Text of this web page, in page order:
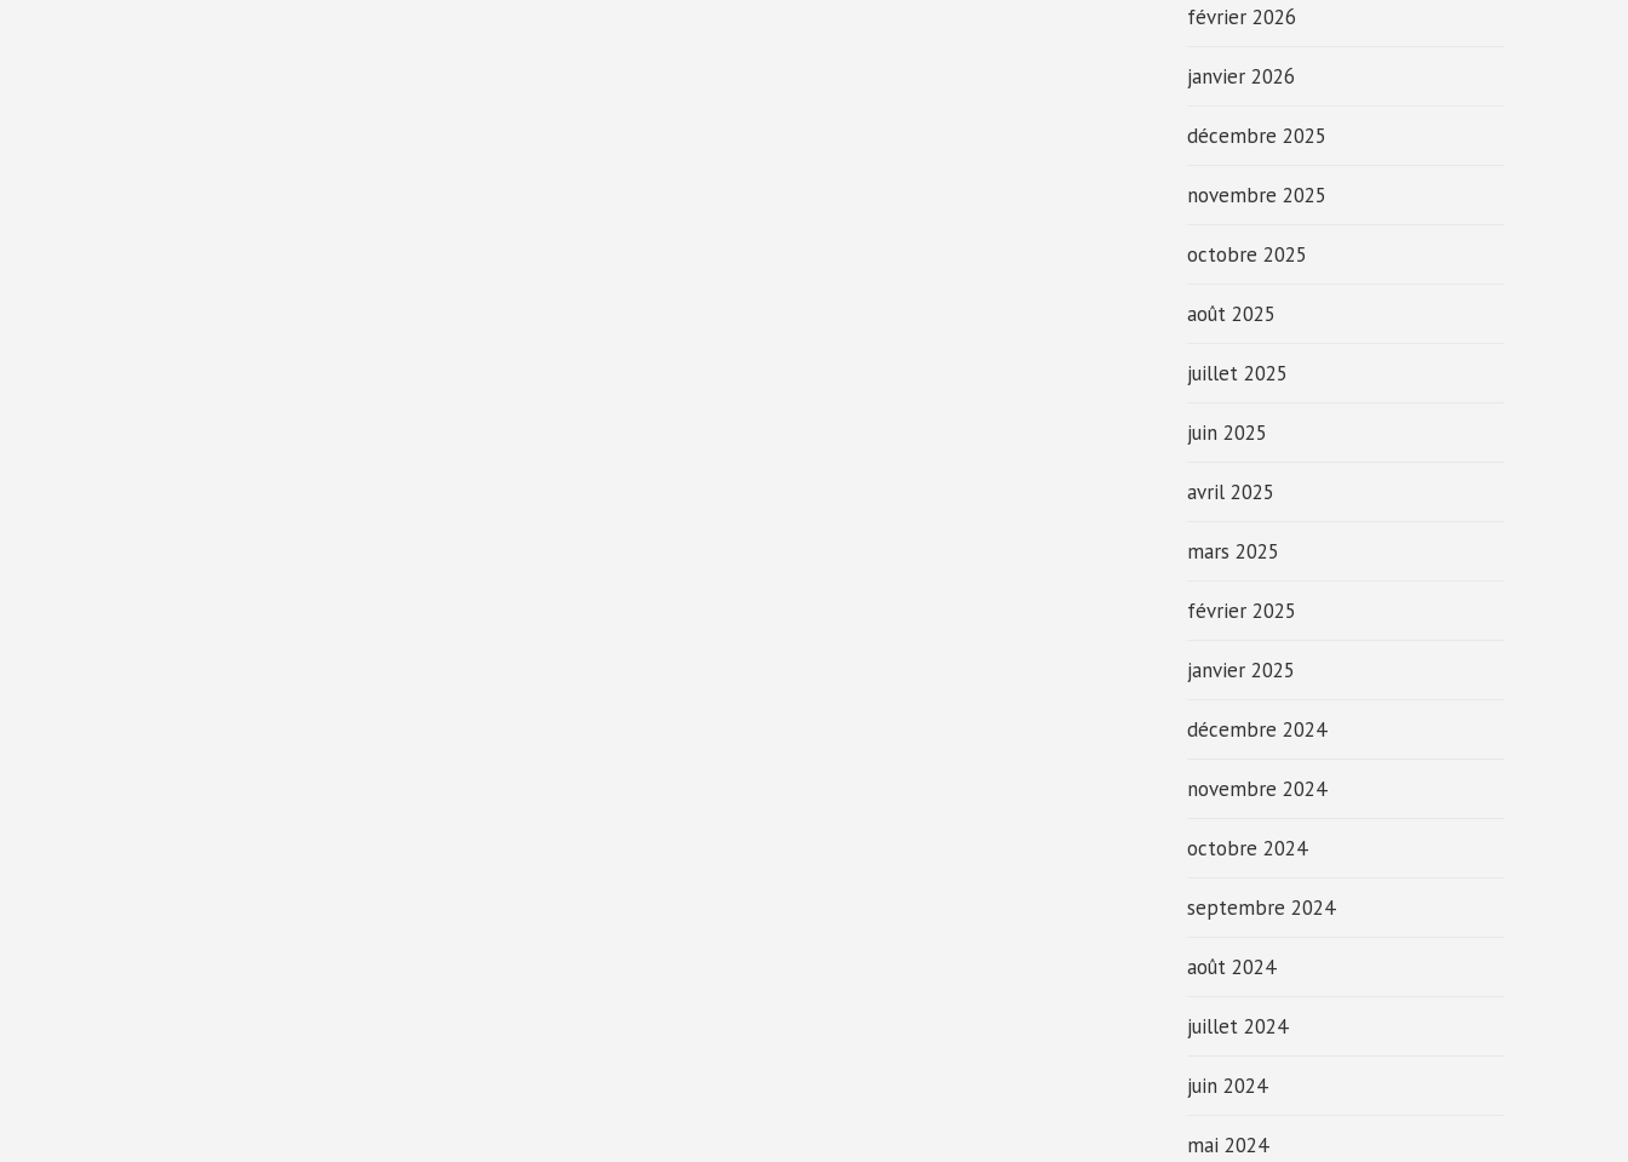
février 2026
janvier 2026
décembre 2025
novembre 2025
octobre 2025
août 2025
juillet 2025
juin 2025
avril 2025
mars 2025
février 2025
janvier 2025
décembre 2024
novembre 2024
octobre 2024
septembre 2024
août 2024
juillet 2024
juin 2024
mai 2024